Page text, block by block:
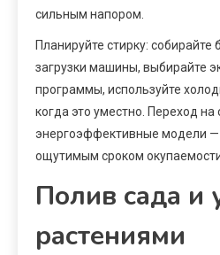
сильным напором.
Планируйте стирку: собирайте
загрузки машины, выбирайте
программы, используйте
когда это уместно. Переход
энергоэффективные модели —
ощутимым сроком
Полив сада и
растениями